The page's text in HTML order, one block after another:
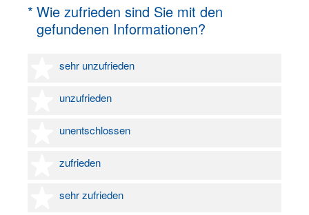
* Wie zufrieden sind Sie mit den
gefundenen Informationen?
(Erforderlich.)
sehr unzufrieden
1 Stern
unzufrieden
2 Sterne
unentschlossen
3 Sterne
zufrieden
4 Sterne
sehr zufrieden
5 Sterne